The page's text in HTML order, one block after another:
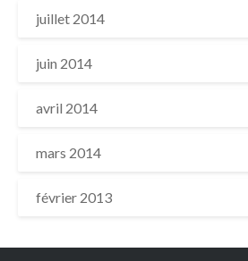
juillet 2014
juin 2014
avril 2014
mars 2014
février 2013